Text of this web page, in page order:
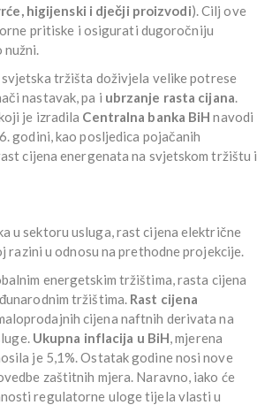
higijenski i dječji proizvodi). Cilj ove
pritiske i osigurati dugoročniju
nužni.
svjetska tržišta doživjela velike potrese
nastavak, pa i ubrzanje rasta cijana.
je izradila Centralna banka BiH navodi
godini, kao posljedica pojačanih
cijena energenata na svjetskom tržištu i
u sektoru usluga, rast cijena električne
razini u odnosu na prethodne projekcije.
energetskim tržištima, rasta cijena
tržištima. Rast cijena
cijena naftnih derivata na
Ukupna inflacija u BiH, mjerena
je 5,1%. Ostatak godine nosi nove
zaštitnih mjera. Naravno, iako će
regulatorne uloge tijela vlasti u